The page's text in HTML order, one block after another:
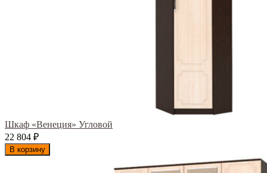
Шкаф «Венеция» Угловой
22 804 ₽
В корзину